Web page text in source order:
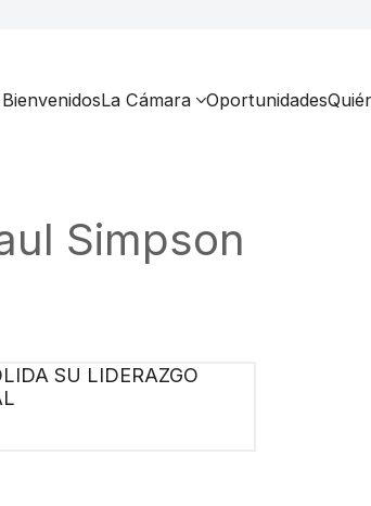
BienvenidosLa Cámara Oportunidades
Simpson
SU LIDERAZGO